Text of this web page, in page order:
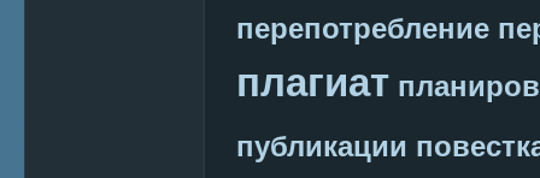
перепотребление
плагиат
публикации